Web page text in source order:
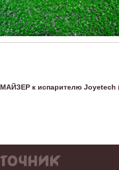
к испарителю Joyetech